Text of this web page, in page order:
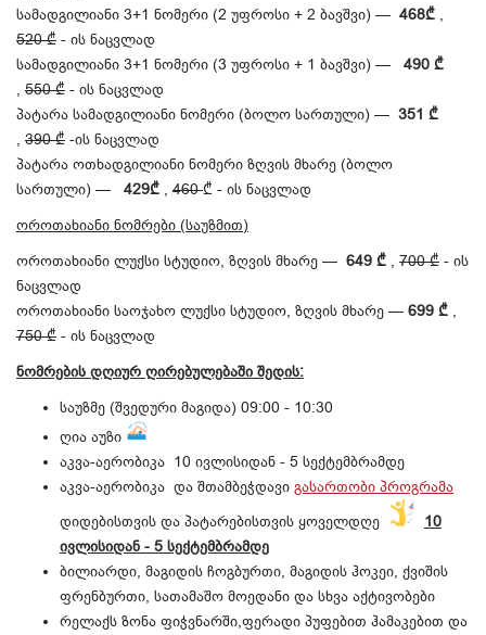
სამადგილიანი 3+1 ნომერი (2 უფროსი + 2 ბავშვი) — 468₾
520 ₾ - ის ნაცვლად
სამადგილიანი 3+1 ნომერი (3 უფროსი + 1 ბავშვი) — 490 ₾
550 ₾ - ის ნაცვლად
პატარა სამადგილიანი ნომერი (ბოლო სართული) — 351 ₾
390 ₾ -ის ნაცვლად
პატარა ოთხადგილიანი ნომერი ზღვის მხარე (ბოლო
სართული) — 429₾ 460₾ - ის ნაცვლად
ოროთახიანი ნომრები (საუზმით)
ოროთახიანი ლუქსი სტუდიო, ზღვის მხარე — 649 ₾ 700 ₾ - ის
ნაცვლად
ოროთახიანი საოჯახო ლუქსი სტუდიო, ზღვის მხარე — 699 ₾
750 ₾ - ის ნაცვლად
ნომრების დღიურ ღირებულებაში შედის:
საუზმე (შვედური მაგიდა) 09:00 - 10:30
ღია აუზი
აკვა-აერობიკა 10 ივლისიდან - 5 სექტემბრამდე
აკვა-აერობიკა და შთამბეჭდავი გასართობი პროგრამა
დიდებისთვის და პატარებისთვის ყოველდღე
10
ივლისიდან - 5 სექტემბრამდე
ბილიარდი, მაგიდის ჩოგბურთი, მაგიდის ჰოკეი, ქვიშის
ფრენბურთი, სათამაშო მოედანი და სხვა აქტივობები
რელაქს ზონა ფიჭვნარში,ფერადი პუფებით ჰამაკებით და